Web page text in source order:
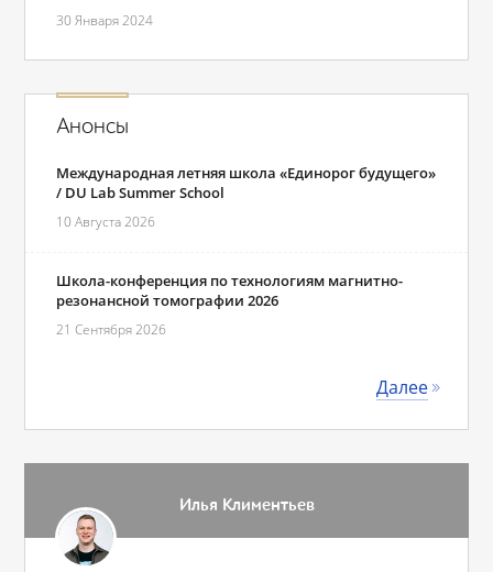
30 Января 2024
Анонсы
Международная летняя школа «Единорог будущего»
/ DU Lab Summer School
10 Августа 2026
Школа-конференция по технологиям магнитно-
резонансной томографии 2026
21 Сентября 2026
Далее
Илья Климентьев